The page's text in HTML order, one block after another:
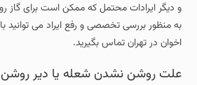
و دیگر ایرادات محتمل که ممکن است برای گاز
به منظور بررسی تخصصی و رفع ایراد می توانید
اخوان در تهران تماس بگیرید.
علت روشن نشدن شعله یا دیر